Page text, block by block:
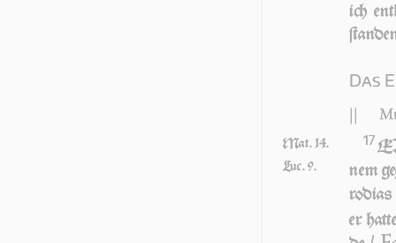
ich
Das
||
Mat. 14.
Luc. 9.
17
nem
er